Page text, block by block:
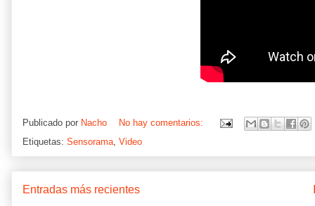
Publicado por Nacho
No hay comentarios:
Etiquetas: Sensorama, Video
Entradas más recientes